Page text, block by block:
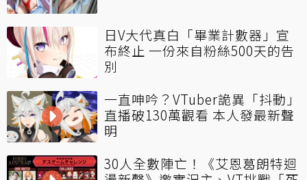
日V大代真白「畢業計數器」宣
布終止 一份來自粉絲500天的告
別
一直呻吟？VTuber詭異「抖動」
直播破130萬觀看 本人發最新聲
明
30人全數陣亡！《艾恩葛朗特迴